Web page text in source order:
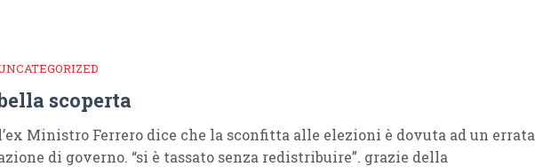
scoperta
Ministro Ferrero dice che la sconfitta alle elezioni è dovuta ad un errata
di governo. “si è tassato senza redistribuire”. grazie della